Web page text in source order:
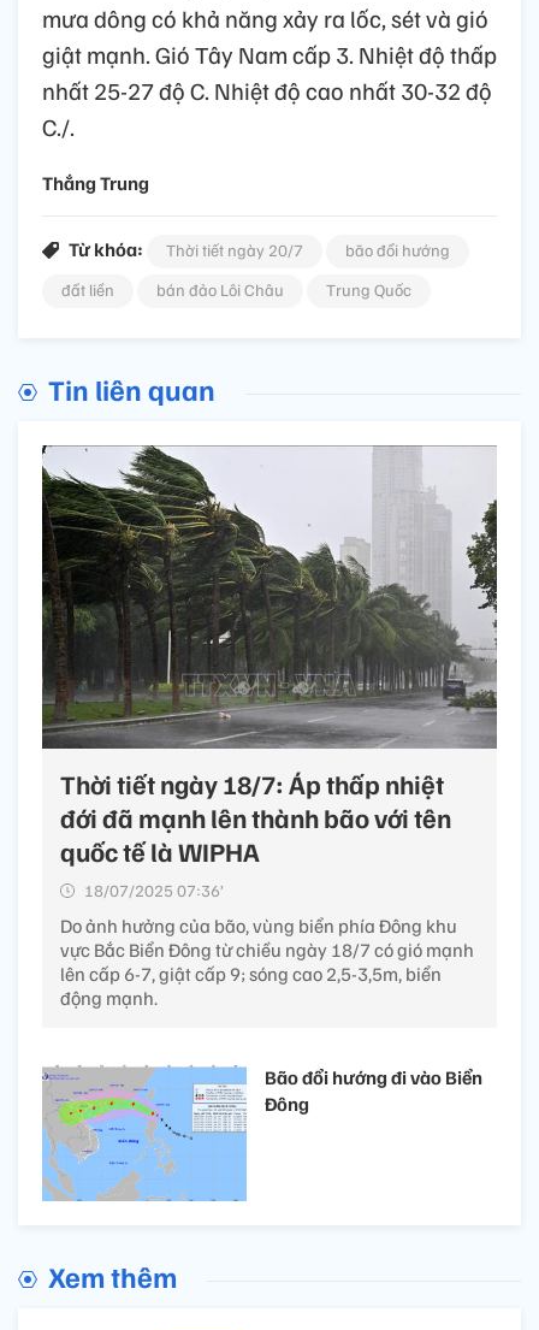
mưa dông có khả năng xảy ra lốc, sét và gió
giật mạnh. Gió Tây Nam cấp 3. Nhiệt độ thấp
nhất 25-27 độ C. Nhiệt độ cao nhất 30-32 độ
C./.
Thắng Trung
Từ khóa: Thời tiết ngày 20/7
bão đổi hướng
đất liền
bán đảo Lôi Châu Trung Quốc
Tin liên quan
Thời tiết ngày 18/7: Áp thấp nhiệt
đới đã mạnh lên thành bão với tên
quốc tế là WIPHA
18/07/2025 07:36’
Do ảnh hưởng của bão, vùng biển phía Đông khu
vực Bắc Biển Đông từ chiều ngày 18/7 có gió mạnh
lên cấp 6-7, giật cấp 9; sóng cao 2,5-3,5m, biển
động mạnh.
Bão đổi hướng đi vào Biển
Đông
Xem thêm